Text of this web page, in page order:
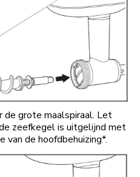
grote maalspiraal. Let
zeefkegel is uitgelijnd met
van de hoofdbehuizing*.